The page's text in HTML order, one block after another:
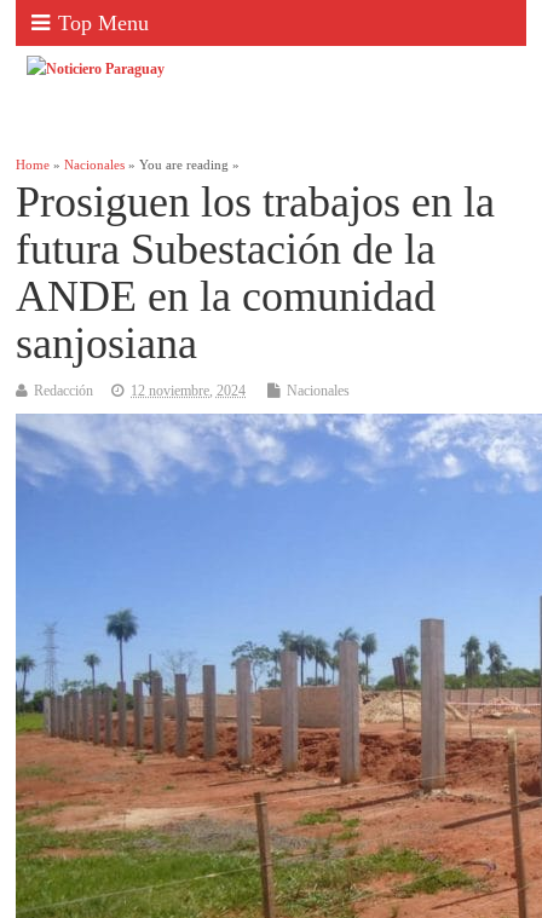
Top Menu
Home »Nacionales » You are reading »
Prosiguen los trabajos en la
futura Subestación de la
ANDE en la comunidad
sanjosiana
Redacción 12 noviembre, 2024 Nacionales